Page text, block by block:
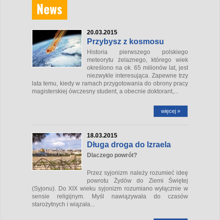
News
20.03.2015
Przybysz z kosmosu
Historia pierwszego polskiego
meteorytu żelaznego, którego wiek
określono na ok. 65 milionów lat, jest
niezwykle interesująca. Zapewne trzy
lata temu, kiedy w ramach przygotowania do obrony pracy
magisterskiej ówczesny student, a obecnie doktorant,...
więcej »
18.03.2015
Długa droga do Izraela
Dlaczego powrót?
Przez syjonizm należy rozumieć ideę
powrotu Żydów do Ziemi Świętej
(Syjonu). Do XIX wieku syjonizm rozumiano wyłącznie w
sensie religijnym. Myśl nawiązywała do czasów
starożytnych i wiązała...